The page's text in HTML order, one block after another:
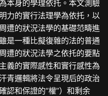
本身的學理依托。本文測驗
力的實行法理學為依托，以
遭的狀況法學的基礎范疇進
是一種比擬復雜的法的普通
遭的狀況法學之依托的要點
義的實際感性和實行感性為
青邏輯將法令呈現后的政治
認和保證的“權”）和剩余